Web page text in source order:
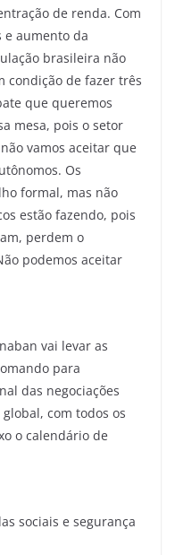
de renda. Com
e aumento da
brasileira não
condição de fazer três
que queremos
mesa, pois o setor
vamos aceitar que
Os
formal, mas não
estão fazendo, pois
perdem o
podemos aceitar
vai levar as
para
das negociações
com todos os
o calendário de
sociais e segurança